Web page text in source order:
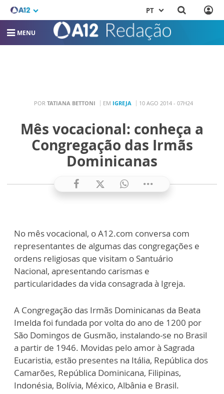
PT
MENU
POR TATIANA BETTONI EM IGREJA 10 AGO 2014 - 07H24
Mês vocacional: conheça a
Congregação das Irmãs
Dominicanas
No mês vocacional, o A12.com conversa com
representantes de algumas das congregações e
ordens religiosas que visitam o Santuário
Nacional, apresentando carismas e
particularidades da vida consagrada à Igreja.
A Congregação das Irmãs Dominicanas da Beata
Imelda foi fundada por volta do ano de 1200 por
São Domingos de Gusmão, instalando-se no Brasil
a partir de 1946. Movidas pelo amor à Sagrada
Eucaristia, estão presentes na Itália, República dos
Camarões, República Dominicana, Filipinas,
Indonésia, Bolívia, México, Albânia e Brasil.